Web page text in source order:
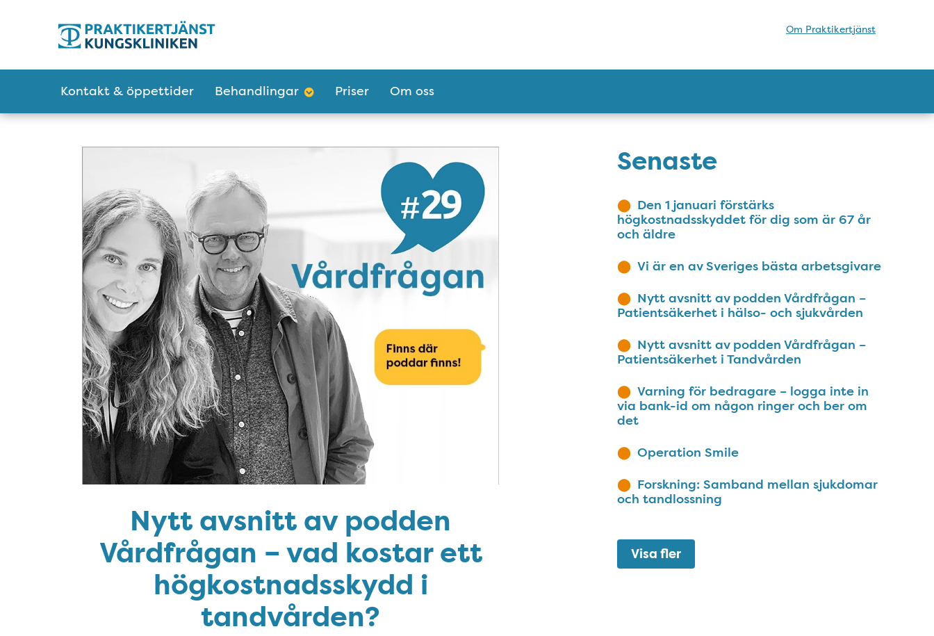
Om Praktikertjänst
Kontakt & öppettider Behandlingar Priser Om oss
Nytt avsnitt av podden
Vårdfrågan – vad kostar ett
högkostnadsskydd i
tandvården?
Senaste
Den 1 januari förstärks
högkostnadsskyddet för dig som är 67 år
och äldre
Vi är en av Sveriges bästa arbetsgivare
Nytt avsnitt av podden Vårdfrågan –
Patientsäkerhet i hälso- och sjukvården
Nytt avsnitt av podden Vårdfrågan –
Patientsäkerhet i Tandvården
Varning för bedragare – logga inte in
via bank-id om någon ringer och ber om
det
Operation Smile
Forskning: Samband mellan sjukdomar
och tandlossning
Visa fler